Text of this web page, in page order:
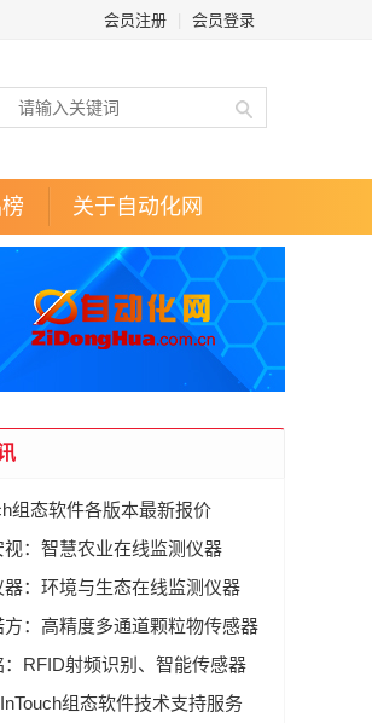
会员注册 会员登录
关于自动化网
组态软件各版本最新报价
视：智慧农业在线监测仪器
器：环境与生态在线监测仪器
方：高精度多通道颗粒物传感器
：RFID射频识别、智能传感器
组态软件技术支持服务